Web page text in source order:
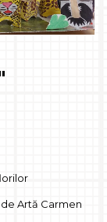
Artă Carmen